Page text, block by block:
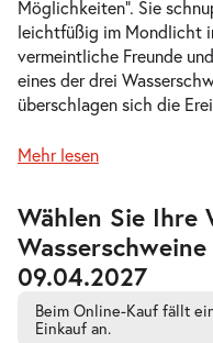
10:30–11:45
Drei
10:30–11:45
Möglichkeiten“. Sie
leichtfüßig im Mondlicht
vermeintliche Freunde
eines der drei
überschlagen sich die
Mehr lesen
Wählen Sie Ihre
09.04.2027
Beim Online-Kauf fällt
Einkauf an.
Zur
barrierefreien
automatischen
Bestplatzwahl